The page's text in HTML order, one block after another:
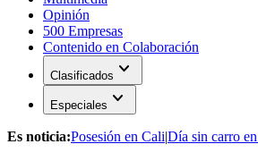
Opinión
500 Empresas
Contenido en Colaboración
Clasificados expand_more
Especiales expand_more
Es noticia:Posesión en Cali|Día sin carro